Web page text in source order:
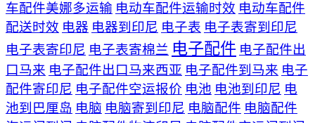
车配件美娜多运输 电动车配件运输时效 电动车配件
配送时效 电器 电器到印尼 电子表 电子表寄到印尼
电子表寄印尼 电子表寄棉兰 电子配件 电子配件出
口马来 电子配件出口马来西亚 电子配件到马来 电子
配件寄印尼 电子配件空运报价 电池 电池到印尼 电
池到巴厘岛 电脑 电脑寄到印尼 电脑配件 电脑配件